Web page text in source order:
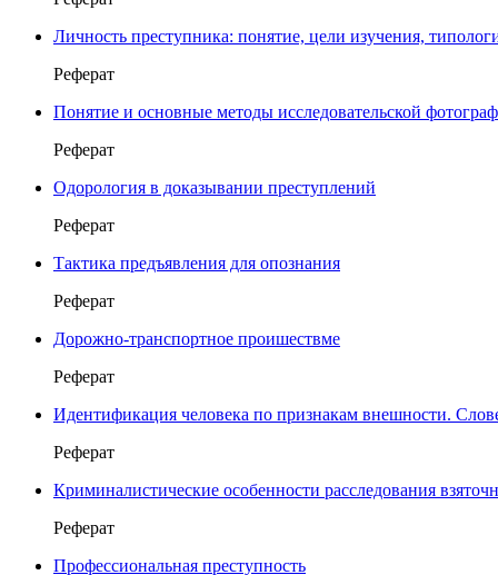
Личность преступника: понятие, цели изучения,
Реферат
Понятие и основные методы исследовательской
Реферат
Одорология в доказывании преступлений
Реферат
Тактика предъявления для опознания
Реферат
Дорожно-транспортное проишествме
Реферат
Идентификация человека по признакам внешности.
Реферат
Криминалистические особенности расследования
Реферат
Профессиональная преступность